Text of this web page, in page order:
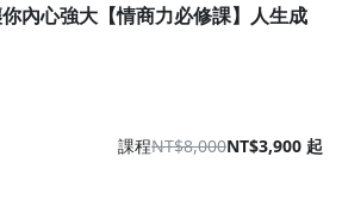
內心強大【情商力必修課】人生成
課程NT$8,000NT$3,900 起